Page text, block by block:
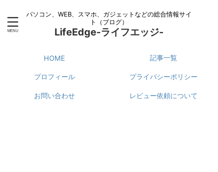
パソコン、WEB、スマホ、ガジェットなどの総合情報サイ
ト（ブログ）
LifeEdge-ライフエッジ-
HOME 記事一覧
プロフィール プライバシーポリシー
お問い合わせ レビュー依頼について